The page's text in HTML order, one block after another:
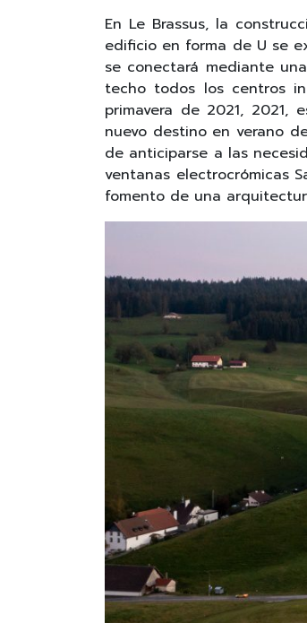
En Le Brassus, la
edificio en forma de U se
se conectará mediante
techo todos los centros
primavera de 2021,
nuevo destino en verano
de anticiparse a las
ventanas electrocrómicas
fomento de una